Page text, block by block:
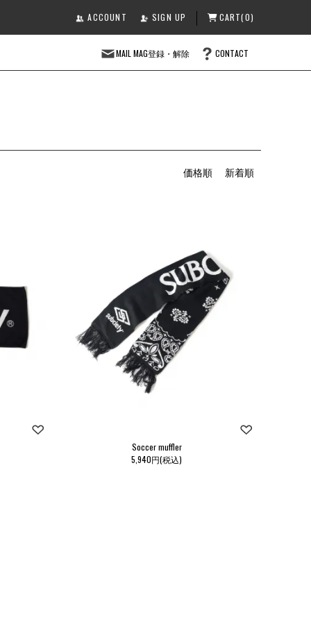
ACCOUNT SIGN UP CART(0)
MAIL MAG登録・解除 CONTACT
価格順 新着順
Soccer muffler
5,940円(税込)